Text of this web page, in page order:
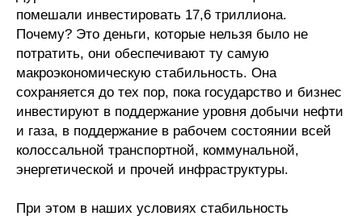
Краткосрочный прогноз
Оценка индекса промышленного
производства
Российская Система Климатического
Мониторинга
Центр «Климатическая политика и
экономика России»
Образование и карьера
помешали инвестировать 17,6 триллиона.
Почему? Это деньги, которые нельзя было не
потратить, они обеспечивают ту самую
макроэкономическую стабильность. Она
сохраняется до тех пор, пока государство и бизнес
инвестируют в поддержание уровня добычи нефти
и газа, в поддержание в рабочем состоянии всей
колоссальной транспортной, коммунальной,
энергетической и прочей инфраструктуры.
При этом в наших условиях стабильность